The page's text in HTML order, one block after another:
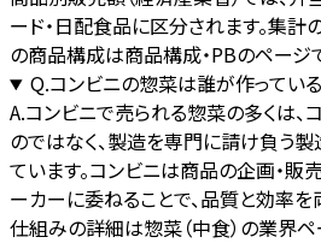
ード・日配食品に区分されます。集計
の商品構成は商品構成・PBのページ
Q.コンビニの惣菜は誰が作ってい
A.コンビニで売られる惣菜の多くは
のではなく、製造を専門に請け負う
ています。コンビニは商品の企画・販
ーカーに委ねることで、品質と効率を
仕組みの詳細は惣菜（中食）の業界ペ